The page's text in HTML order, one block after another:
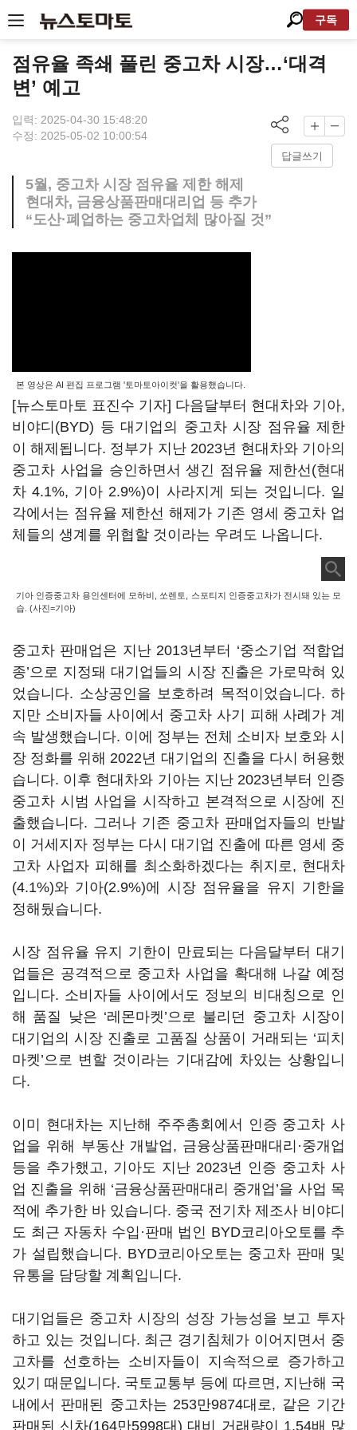
구독
점유율 족쇄 풀린 중고차 시장…‘대격
변’ 예고
입력: 2025-04-30 15:48:20
수정: 2025-05-02 10:00:54
답글쓰기
5월, 중고차 시장 점유율 제한 해제
현대차, 금융상품판매대리업 등 추가
“도산·폐업하는 중고차업체 많아질 것”
본 영상은 AI 편집 프로그램 '토마토아이컷'을 활용했습니다.
[뉴스토마토 표진수 기자] 다음달부터 현대차와 기아,
비야디(BYD) 등 대기업의 중고차 시장 점유율 제한
이 해제됩니다. 정부가 지난 2023년 현대차와 기아의
중고차 사업을 승인하면서 생긴 점유율 제한선(현대
차 4.1%, 기아 2.9%)이 사라지게 되는 것입니다. 일
각에서는 점유율 제한선 해제가 기존 영세 중고차 업
체들의 생계를 위협할 것이라는 우려도 나옵니다.
기아 인증중고차 용인센터에 모하비, 쏘렌토, 스포티지 인증중고차가 전시돼 있는 모
습. (사진=기아)
중고차 판매업은 지난 2013년부터 ‘중소기업 적합업
종’으로 지정돼 대기업들의 시장 진출은 가로막혀 있
었습니다. 소상공인을 보호하려 목적이었습니다. 하
지만 소비자들 사이에서 중고차 사기 피해 사례가 계
속 발생했습니다. 이에 정부는 전체 소비자 보호와 시
장 정화를 위해 2022년 대기업의 진출을 다시 허용했
습니다. 이후 현대차와 기아는 지난 2023년부터 인증
중고차 시범 사업을 시작하고 본격적으로 시장에 진
출했습니다. 그러나 기존 중고차 판매업자들의 반발
이 거세지자 정부는 다시 대기업 진출에 따른 영세 중
고차 사업자 피해를 최소화하겠다는 취지로, 현대차
(4.1%)와 기아(2.9%)에 시장 점유율을 유지 기한을
정해뒀습니다.
시장 점유율 유지 기한이 만료되는 다음달부터 대기
업들은 공격적으로 중고차 사업을 확대해 나갈 예정
입니다. 소비자들 사이에서도 정보의 비대칭으로 인
해 품질 낮은 ‘레몬마켓’으로 불리던 중고차 시장이
대기업의 시장 진출로 고품질 상품이 거래되는 ‘피치
마켓’으로 변할 것이라는 기대감에 차있는 상황입니
다.
이미 현대차는 지난해 주주총회에서 인증 중고차 사
업을 위해 부동산 개발업, 금융상품판매대리·중개업
등을 추가했고, 기아도 지난 2023년 인증 중고차 사
업 진출을 위해 ‘금융상품판매대리 중개업’을 사업 목
적에 추가한 바 있습니다. 중국 전기차 제조사 비야디
도 최근 자동차 수입·판매 법인 BYD코리아오토를 추
가 설립했습니다. BYD코리아오토는 중고차 판매 및
유통을 담당할 계획입니다.
대기업들은 중고차 시장의 성장 가능성을 보고 투자
하고 있는 것입니다. 최근 경기침체가 이어지면서 중
고차를 선호하는 소비자들이 지속적으로 증가하고
있기 때문입니다. 국토교통부 등에 따르면, 지난해 국
내에서 판매된 중고차는 253만9874대로, 같은 기간
판매된 신차(164만5998대) 대비 거래량이 1.54배 많